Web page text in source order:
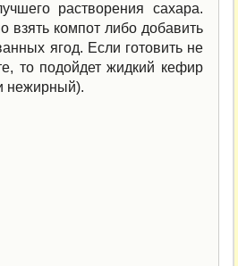
растворения сахара.
взять компот либо добавить
ягод. Если готовить не
то подойдет жидкий кефир
нежирный).